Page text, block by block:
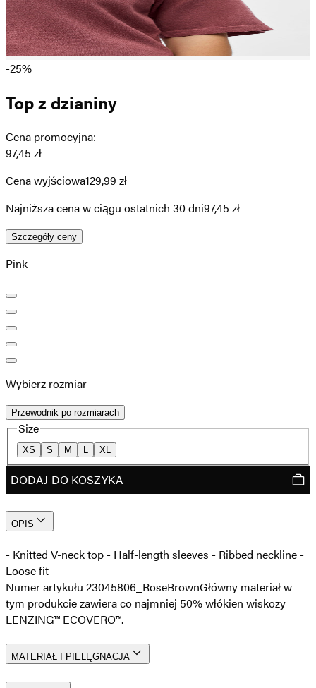
-25%
Top z dzianiny
Cena promocyjna:
97,45 zł
Cena wyjściowa129,99 zł
Najniższa cena w ciągu ostatnich 30 dni97,45 zł
Szczegóły ceny
Pink
Wybierz rozmiar
Przewodnik po rozmiarach
Size
XS S M L XL
DODAJ DO KOSZYKA
OPIS
- Knitted V-neck top - Half-length sleeves - Ribbed neckline -
Loose fit
Numer artykułu 23045806_RoseBrownGłówny materiał w
tym produkcie zawiera co najmniej 50% włókien wiskozy
LENZING™ ECOVERO™.
MATERIAŁ I PIELĘGNACJA